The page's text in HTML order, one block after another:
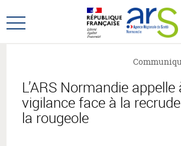
au
menu
au
contenu
Ouvrir
L’ARS Normandie appelle
vigilance face à la
la rougeole